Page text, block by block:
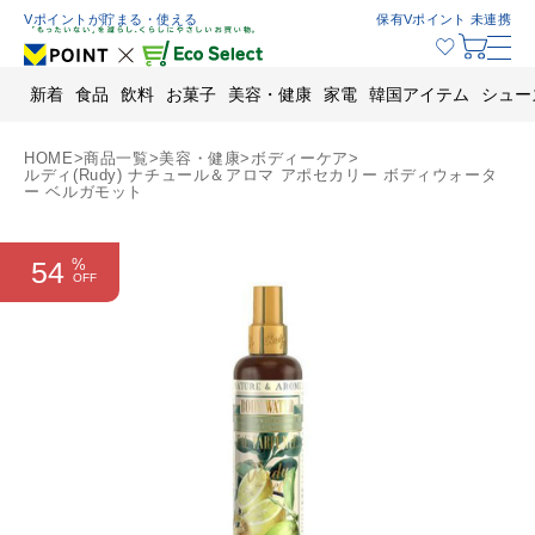
content
Vポイントが貯まる・使える 保有Vポイント 未連携
新着 食品 飲料 お菓子 美容・健康 家電 韓国アイテム シュー
HOME>商品一覧>美容・健康>ボディーケア>
ルディ(Rudy) ナチュール＆アロマ アポセカリー ボディウォータ
ー ベルガモット
54